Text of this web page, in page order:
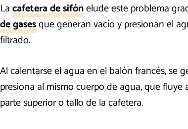
Lacafetera de sifónelude este problema
de gasesque generan vacío y presionan el
filtrado.
Al calentarse el agua en el balón francés, se
presiona al mismo cuerpo de agua, que
parte superior o tallo de la cafetera.